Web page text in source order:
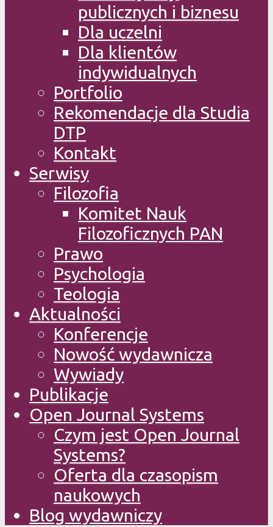
publicznych i biznesu
Dla uczelni
Dla klientów
indywidualnych
Portfolio
Rekomendacje dla Studia
DTP
Kontakt
Serwisy
Filozofia
Komitet Nauk
Filozoficznych PAN
Prawo
Psychologia
Teologia
Aktualności
Konferencje
Nowość wydawnicza
Wywiady
Publikacje
Open Journal Systems
Czym jest Open Journal
Systems?
Oferta dla czasopism
naukowych
Blog wydawniczy